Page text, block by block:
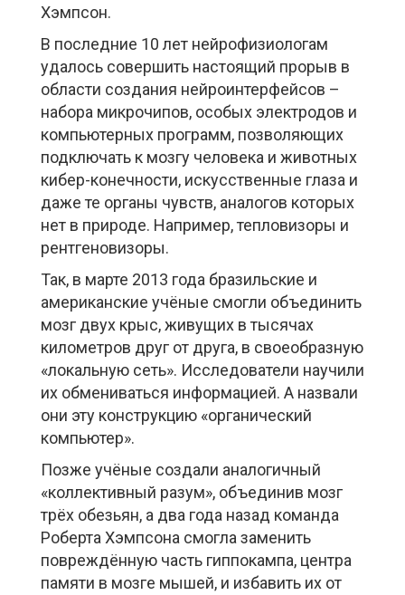
Хэмпсон.
В последние 10 лет нейрофизиологам
удалось совершить настоящий прорыв в
области создания нейроинтерфейсов –
набора микрочипов, особых электродов и
компьютерных программ, позволяющих
подключать к мозгу человека и животных
кибер-конечности, искусственные глаза и
даже те органы чувств, аналогов которых
нет в природе. Например, тепловизоры и
рентгеновизоры.
Так, в марте 2013 года бразильские и
американские учёные смогли объединить
мозг двух крыс, живущих в тысячах
километров друг от друга, в своеобразную
«локальную сеть». Исследователи научили
их обмениваться информацией. А назвали
они эту конструкцию «органический
компьютер».
Позже учёные создали аналогичный
«коллективный разум», объединив мозг
трёх обезьян, а два года назад команда
Роберта Хэмпсона смогла заменить
повреждённую часть гиппокампа, центра
памяти в мозге мышей, и избавить их от